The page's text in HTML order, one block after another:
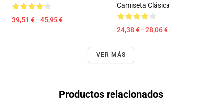
39,51 € - 45,95 €
Camiseta Clásica
24,38 € - 28,06 €
VER MÁS
Productos relacionados